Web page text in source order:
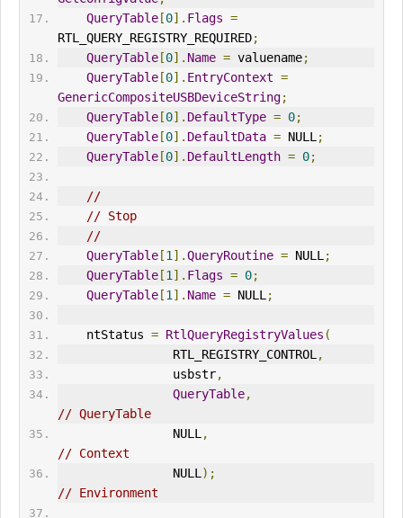
QueryTable[0]. Flags =
RTL_QUERY_REGISTRY_REQUIRED;
QueryTable[0]. Name = valuename;
QueryTable[0]. EntryContext =
GenericCompositeUSBDeviceString;
QueryTable[0]. DefaultType = 0;
QueryTable[0]. DefaultData = NULL ;
QueryTable[0]. DefaultLength = 0;
//
// Stop
//
QueryTable[1 ].QueryRoutine = NULL ;
QueryTable[1 ]. Flags = 0;
QueryTable[1 ]. Name = NULL ;
    nt
Status = RtlQueryRegistryValues (
                RTL_REGISTRY_CONTROL
,
                usbstr
,
QueryTable,
// QueryTable
                NULL
,
// Context
                NULL
);
// Environment